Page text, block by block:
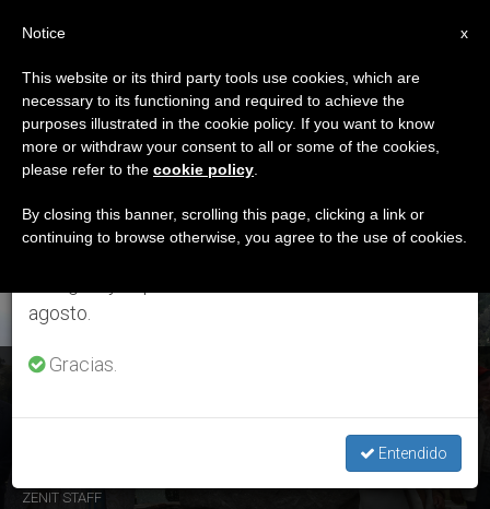
ETIQUETA
Posts Tagged ‘Mons.
Joan-Enric Vives’
ÚLTIMAS NOTICIAS
España: bendicen al monumento Laudato Si´en el santuario
ZENIT STAFF
×
Aviso importante
Del 27 de julio al 7 de agosto haremos la pausa
anual, aprovechando que en el periodo de verano
se generan menos informaciones y también el
agosto.
Gracias.
Entendido
x
Notice
This website or its third party tools use cookies, which are
necessary to its functioning and required to achieve the
purposes illustrated in the cookie policy. If you want to know
more or withdraw your consent to all or some of the cookies,
please refer to the cookie policy
By closing this banner, scrolling this page, clicking a link or
continuing to browse otherwise, you agree to the use of cookies.